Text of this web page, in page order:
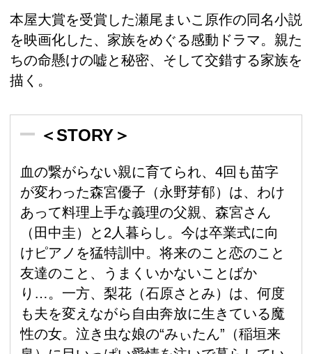
本屋大賞を受賞した瀬尾まいこ原作の同名小説
を映画化した、家族をめぐる感動ドラマ。親た
ちの命懸けの嘘と秘密、そして交錯する家族を
描く。
＜STORY＞
血の繋がらない親に育てられ、4回も苗字
が変わった森宮優子（永野芽郁）は、わけ
あって料理上手な義理の父親、森宮さん
（田中圭）と2人暮らし。今は卒業式に向
けピアノを猛特訓中。将来のこと恋のこと
友達のこと、うまくいかないことばか
り…。一方、梨花（石原さとみ）は、何度
も夫を変えながら自由奔放に生きている魔
性の女。泣き虫な娘の“みぃたん”（稲垣来